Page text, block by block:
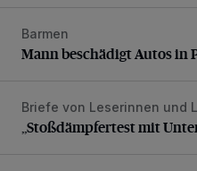
Mann beschädigt Autos in
Barmen
Mann beschädigt Autos in
„Stoßdämpfertest mit
Briefe von Leserinnen und
„Stoßdämpfertest mit